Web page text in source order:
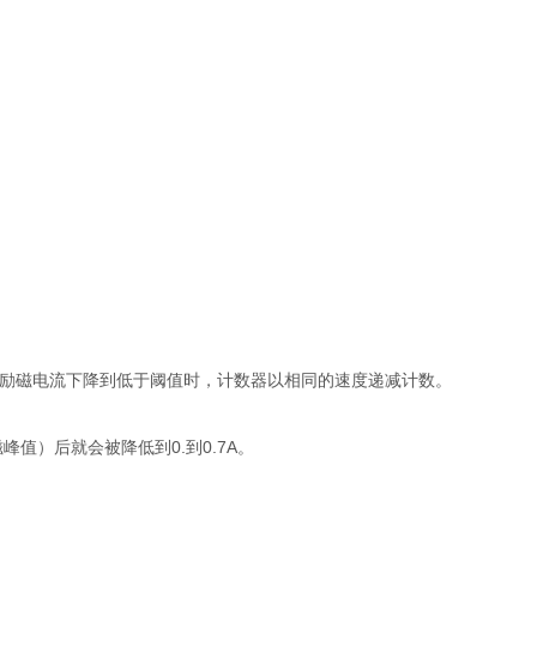
电流下降到低于阈值时，计数器以相同的速度递减计数。
）后就会被降低到0.到0.7A。